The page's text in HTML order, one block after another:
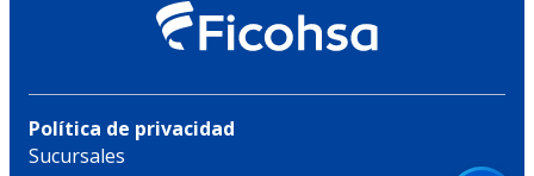
Política de privacidad
Sucursales